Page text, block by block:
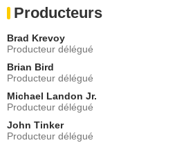
Producteurs
Brad Krevoy
Producteur délégué
Brian Bird
Producteur délégué
Michael Landon Jr.
Producteur délégué
John Tinker
Producteur délégué